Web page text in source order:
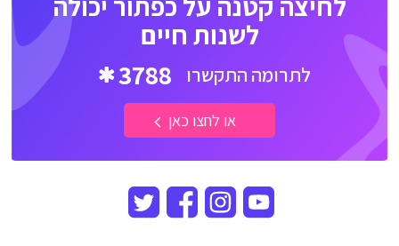
לשנות חיים
לתרומה התקשרו 3788
או לחצו כאן